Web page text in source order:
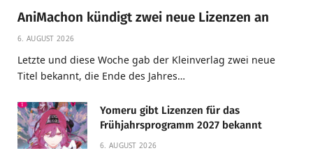
AniMachon kündigt zwei neue Lizenzen an
6. AUGUST 2026
Letzte und diese Woche gab der Kleinverlag zwei neue
Titel bekannt, die Ende des Jahres…
Yomeru gibt Lizenzen für das
Frühjahrsprogramm 2027 bekannt
6. AUGUST 2026